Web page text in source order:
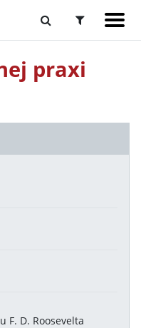
praxi
F. D. Roosevelta